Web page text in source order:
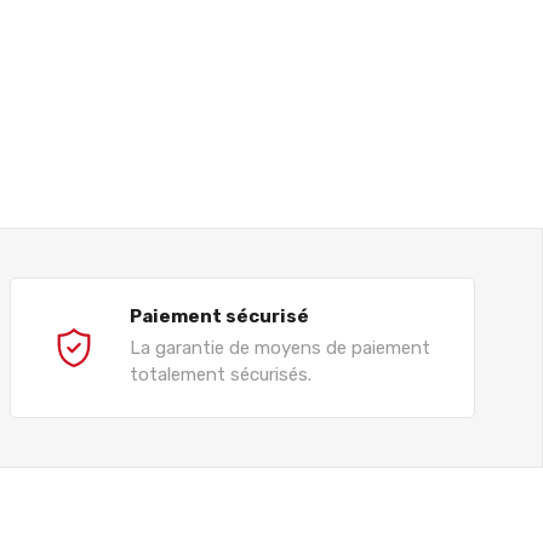
Paiement sécurisé
La garantie de moyens de paiement
totalement sécurisés.